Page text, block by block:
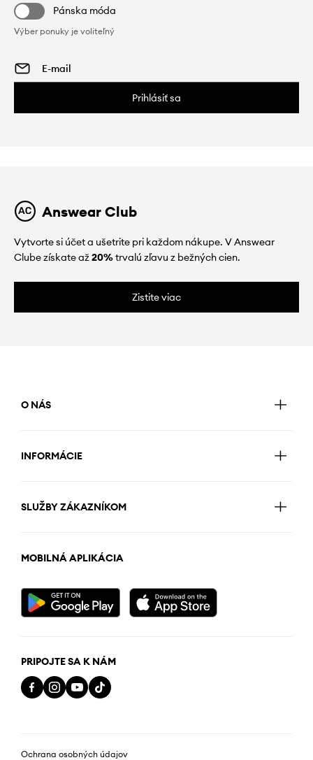
Pánska móda
Výber ponuky je voliteľný
Prihlásiť sa
Answear Club
Vytvorte si účet a ušetrite pri každom nákupe. V Answear
Clube získate až20%trvalú zľavu z bežných cien.
Zistite viac
O NÁS
INFORMÁCIE
SLUŽBY ZÁKAZNÍKOM
MOBILNÁ APLIKÁCIA
PRIPOJTE SA K NÁM
Ochrana osobných údajov